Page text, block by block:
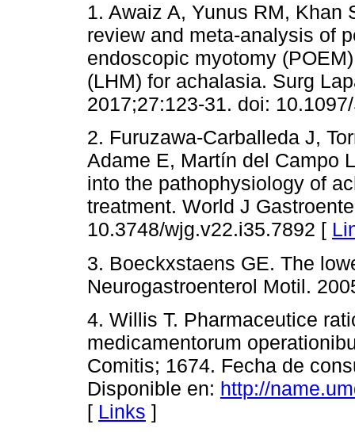
1. Awaiz A, Yunus RM, Khan
review and meta-analysis of
endoscopic myotomy
(LHM) for achalasia. Surg
2017;27:123-31. doi:
2. Furuzawa-Carballeda J,
Adame E, Martín del Campo
into the pathophysiology of
treatment. World J
10.3748/wjg.v22.i35.7892 [
3. Boeckxstaens GE. The
Neurogastroenterol Motil.
4. Willis T. Pharmaceutice
medicamentorum
Comitis; 1674. Fecha de
Disponible en: http://
[ Links ]